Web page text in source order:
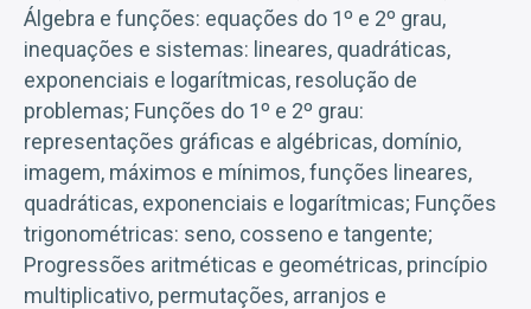
Álgebra e funções: equações do 1º e 2º grau,
inequações e sistemas: lineares, quadráticas,
exponenciais e logarítmicas, resolução de
problemas; Funções do 1º e 2º grau:
representações gráficas e algébricas, domínio,
imagem, máximos e mínimos, funções lineares,
quadráticas, exponenciais e logarítmicas; Funções
trigonométricas: seno, cosseno e tangente;
Progressões aritméticas e geométricas, princípio
multiplicativo, permutações, arranjos e